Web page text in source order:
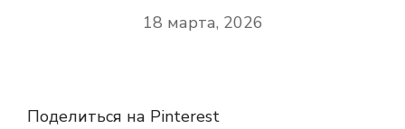
18 марта, 2026
Поделиться на Pinterest